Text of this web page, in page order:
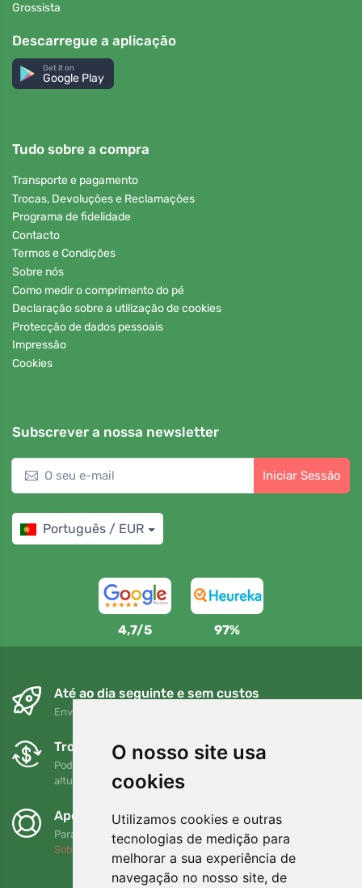
O nosso site usa
cookies
Utilizamos cookies e outras
tecnologias de medição para
melhorar a sua experiência de
navegação no nosso site, de
Grossista
Descarregue a aplicação
Get it on
Google Play
Tudo sobre a compra
Transporte e pagamento
Trocas, Devoluções e Reclamações
Programa de fidelidade
Contacto
Termos e Condições
Sobre nós
Como medir o comprimento do pé
Declaração sobre a utilização de cookies
Protecção de dados pessoais
Impressão
Cookies
Subscrever a nossa newsletter
Iniciar Sessão
Português / EUR
4,7/5 97%
Até ao dia seguinte e sem custos
Envio gratuito para encomendas superiores a 80 EUR
Trocas e devoluções gratuitas
Pode devolver ou trocar a sua encomenda em qualquer
altura no prazo de 90 dias
Apoiamos a Trees.org
Para cada encomenda plantamos uma árvore! Leia mais
Sobre nós